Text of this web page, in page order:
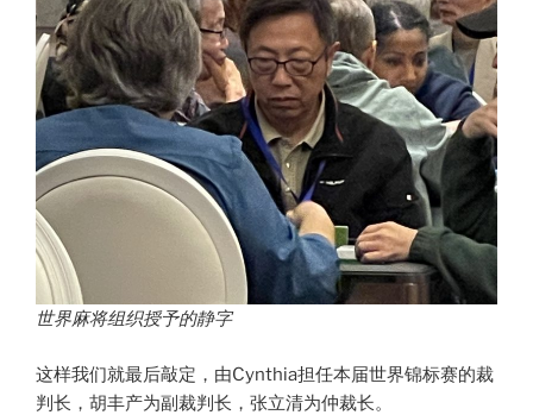
世界麻将组织授予的静字
这样我们就最后敲定，由Cynthia担任本届世界锦标赛的裁
判长，胡丰产为副裁判长，张立清为仲裁长。